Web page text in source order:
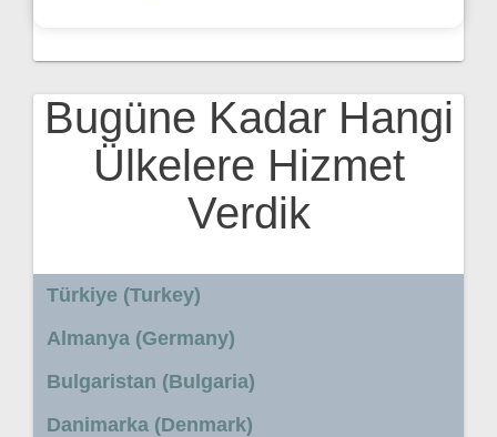
Bugüne Kadar Hangi
Ülkelere Hizmet
Verdik
Türkiye (Turkey)
Almanya (Germany)
Bulgaristan (Bulgaria)
Danimarka (Denmark)